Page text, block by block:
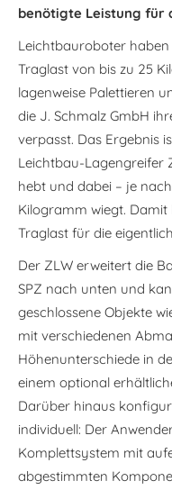
benötigte Leistung für
Leichtbauroboter
Traglast von bis zu 25
lagenweise Palettieren
die J. Schmalz GmbH
verpasst. Das Ergebnis
Leichtbau-Lagengreifer
hebt und dabei – je
Kilogramm wiegt.
Traglast für die
Der ZLW erweitert die
SPZ nach unten und
geschlossene Objekte
mit verschiedenen
Höhenunterschiede in
einem optional
Darüber hinaus
individuell: Der
Komplettsystem mit
abgestimmten